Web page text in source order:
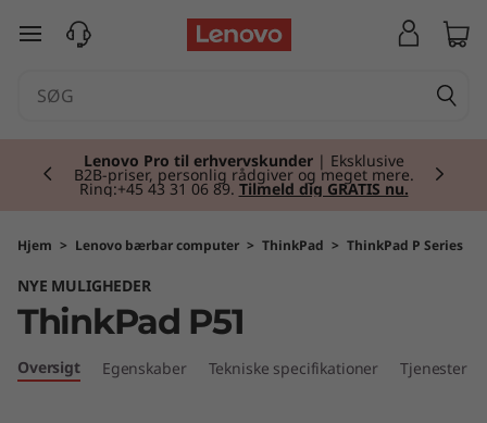
T
P
a
d
P
spring til hovedindhold
Lenovo Pro til erhvervskunder| Eksklusive
B2B-priser, personlig rådgiver og meget mere.
Ring:+45 43 31 06 89. Tilmeld dig GRATIS nu.
Currently displaying item 2 of 2
Hjem > Lenovo bærbar computer > ThinkPad > ThinkPad P Series
NYE MULIGHEDER
ThinkPad P51
Oversigt Egenskaber Tekniske specifikationer Tjenester